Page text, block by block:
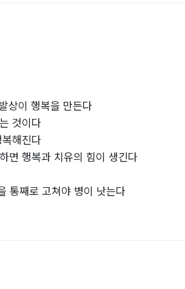
것이다.
상이 행복을 만든다
것이다
해진다
면 행복과 치유의 힘이 생긴다
통째로 고쳐야 병이 낫는다
식 관을 캐자
약이다 ?